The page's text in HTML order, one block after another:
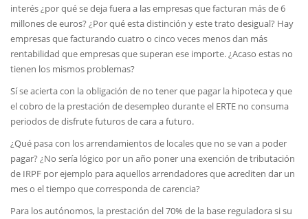
interés ¿por qué se deja fuera a las empresas que facturan más de 6
millones de euros? ¿Por qué esta distinción y este trato desigual? Hay
empresas que facturando cuatro o cinco veces menos dan más
rentabilidad que empresas que superan ese importe. ¿Acaso estas no
tienen los mismos problemas?
Sí se acierta con la obligación de no tener que pagar la hipoteca y que
el cobro de la prestación de desempleo durante el ERTE no consuma
periodos de disfrute futuros de cara a futuro.
¿Qué pasa con los arrendamientos de locales que no se van a poder
pagar? ¿No sería lógico por un año poner una exención de tributación
de IRPF por ejemplo para aquellos arrendadores que acrediten dar un
mes o el tiempo que corresponda de carencia?
Para los autónomos, la prestación del 70% de la base reguladora si su